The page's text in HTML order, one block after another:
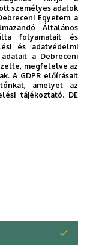
személyes adatok
Egyetem a
Általános
folyamatait és
és adatvédelmi
a Debreceni
megfelelve az
A GDPR előírásait
amelyet az
tájékoztató. DE